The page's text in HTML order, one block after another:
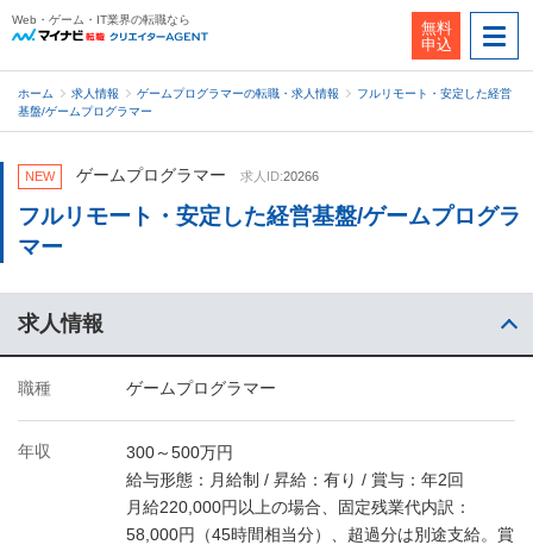
Web・ゲーム・IT業界の転職なら
無料
申込
ホーム 求人情報 ゲームプログラマーの転職・求人情報
フルリモート・安定した経営
基盤/ゲームプログラマー
NEW ゲームプログラマー 求人ID:20266
フルリモート・安定した経営基盤/ゲームプログラ
マー
求人情報
職種 ゲームプログラマー
年収
300～500万円
給与形態：月給制 / 昇給：有り / 賞与：年2回
月給220,000円以上の場合、固定残業代内訳：
58,000円（45時間相当分）、超過分は別途支給。賞